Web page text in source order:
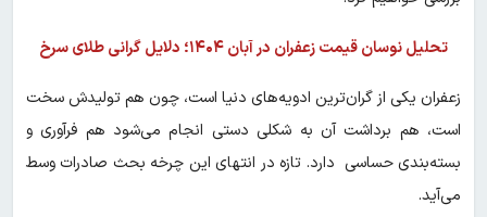
تحلیل نوسان قیمت زعفران در آبان ۱۴۰۴؛ دلایل گرانی طلای سرخ
زعفران یکی از گران‌ترین ادویه‌های دنیا است، چون هم تولیدش سخت
است، هم برداشت آن به شکلی دستی انجام می‌شود هم فرآوری و
بسته‌بندی حساسی دارد. تازه در انتهای این چرخه بحث صادرات وسط
می‌آید.